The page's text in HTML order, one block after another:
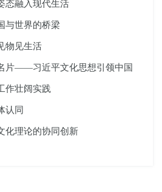
态融入现代生活
与世界的桥梁
物见生活
片——习近平文化思想引领中国
作壮阔实践
认同
化理论的协同创新